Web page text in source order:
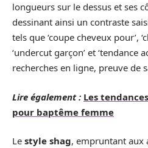
longueurs sur le dessus et ses
dessinant ainsi un contraste
tels que ‘coupe cheveux pour’,
‘undercut garçon’ et ‘tendance
recherches en ligne, preuve de
Lire également : Les
pour baptême femme
Le style shag, empruntant aux